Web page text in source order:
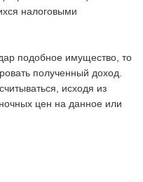
налоговыми
подобное имущество, то
полученный доход.
исходя из
цен на данное или